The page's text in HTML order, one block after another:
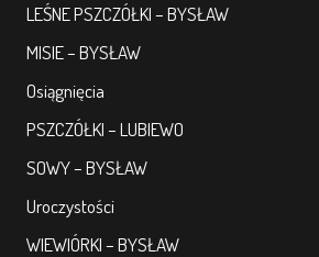
LEŚNE PSZCZÓŁKI – BYSŁAW
MISIE – BYSŁAW
Osiągnięcia
PSZCZÓŁKI – LUBIEWO
SOWY – BYSŁAW
Uroczystości
WIEWIÓRKI – BYSŁAW